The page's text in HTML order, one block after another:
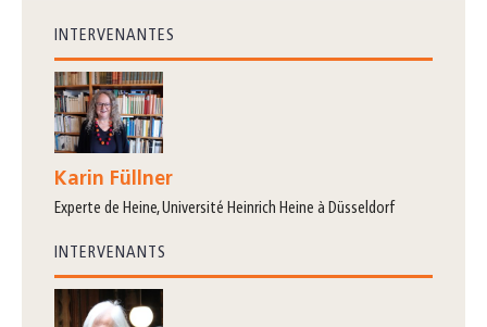
INTERVENANTES
Karin Füllner
experte de Heine, Université Heinrich Heine à Düsseldorf
INTERVENANTS